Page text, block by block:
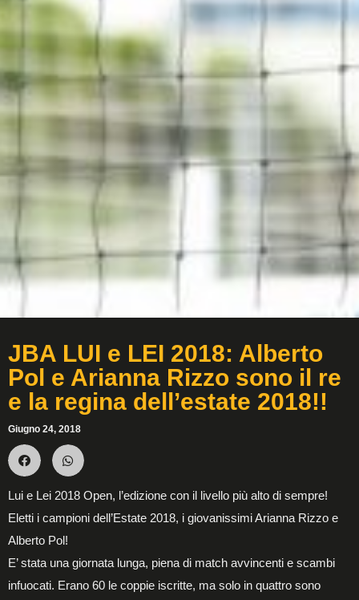
JBA LUI e LEI 2018: Alberto
Pol e Arianna Rizzo sono il re
e la regina dell’estate 2018!!
Giugno 24, 2018
Lui e Lei 2018 Open, l’edizione con il livello più alto di sempre!
Eletti i campioni dell’Estate 2018, i giovanissimi Arianna Rizzo e
Alberto Pol!
E’ stata una giornata lunga, piena di match avvincenti e scambi
infuocati. Erano 60 le coppie iscritte, ma solo in quattro sono